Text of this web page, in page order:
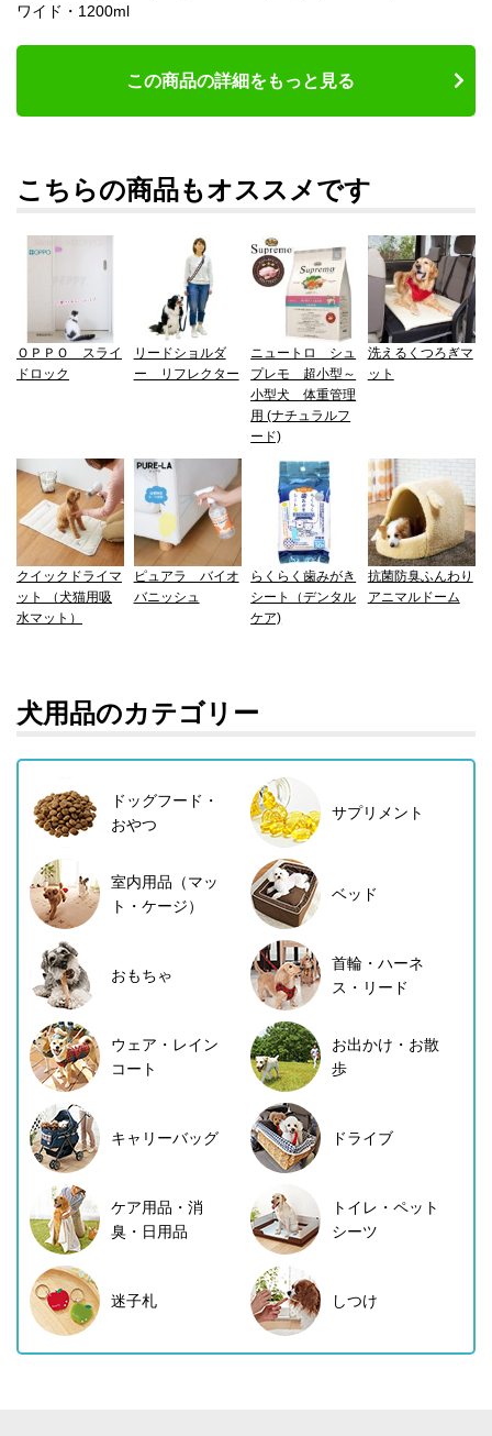
ワイド・1200ml
この商品の詳細をもっと見る
こちらの商品もオススメです
ＯＰＰＯ スライ
ドロック
リードショルダ
ー リフレクター
ニュートロ シュ
プレモ 超小型～
小型犬 体重管理
用 (ナチュラルフ
ード)
洗えるくつろぎマ
ット
クイックドライマ
ット （犬猫用吸
水マット）
ピュアラ バイオ
バニッシュ
らくらく歯みがき
シート（デンタル
ケア)
抗菌防臭ふんわり
アニマルドーム
犬用品のカテゴリー
ドッグフード・
おやつ
サプリメント
室内用品（マッ
ト・ケージ）
ベッド
おもちゃ
首輪・ハーネ
ス・リード
ウェア・レイン
コート
お出かけ・お散
歩
キャリーバッグ ドライブ
ケア用品・消
臭・日用品
トイレ・ペット
シーツ
迷子札 しつけ